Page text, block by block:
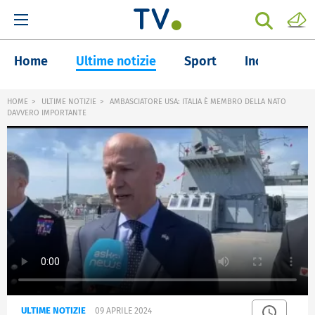
Home Ultime notizie Sport Inchieste
HOME ULTIME NOTIZIE
AMBASCIATORE USA: ITALIA È MEMBRO DELLA NATO
DAVVERO IMPORTANTE
ULTIME NOTIZIE 09 APRILE 2024